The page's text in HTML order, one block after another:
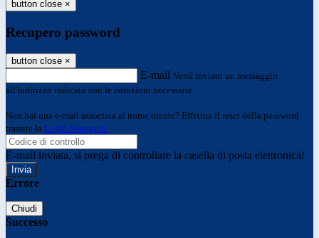
button close ×
Recupero password
button close ×
E-mail Verrà inviato un messaggio
all'indirizzo indicato con le istruzioni necessarie.
Non hai una e-mail associata al nome utente? Effettua il reset della password
tramite la Login Spaggiari
E-mail inviata, si prega di controllare la casella di posta elettronica!
Errore
Chiudi
Successo